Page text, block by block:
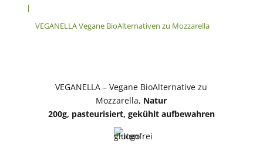
|
VEGANELLA Vegane BioAlternativen zu Mozzarella
VEGANELLA – Vegane BioAlternative zu
Mozzarella, Natur
200g, pasteurisiert, gekühlt aufbewahren